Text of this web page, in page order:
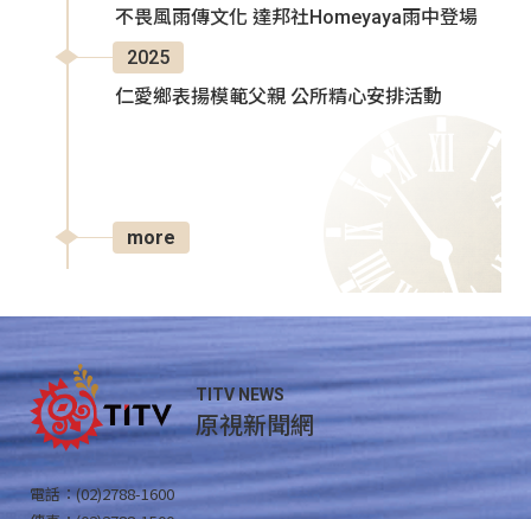
不畏風雨傳文化 達邦社Homeyaya雨中登場
2025
仁愛鄉表揚模範父親 公所精心安排活動
more
TITV NEWS
原視新聞網
電話：(02)2788-1600